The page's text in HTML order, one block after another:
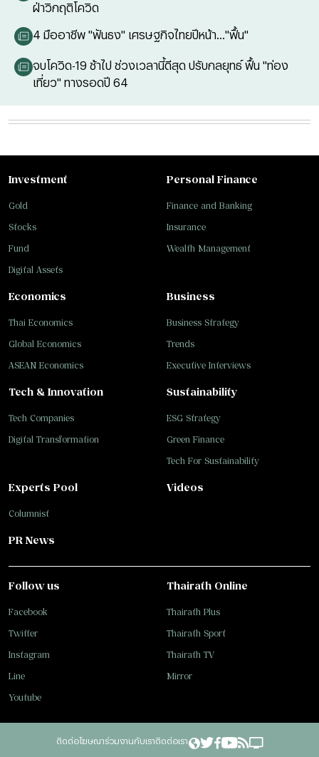
ฝ่าวิกฤติโควิด
4 มืออาชีพ "ฟันธง" เศรษฐกิจไทยปีหน้า..."ฟื้น"
จบโควิด-19 ช้าไป ช่วงเวลานี้ดีสุด ปรับกลยุทธ์ ฟื้น "ท่อง
เที่ยว" ทางรอดปี 64
Investment
Gold
Stocks
Fund
Digital Assets
Personal Finance
Finance and Banking
Insurance
Wealth Management
Business
Business Strategy
Trends
Executive Interviews
Tech & Innovation
Tech Companies
Digital Transformation
Sustainability
ESG Strategy
Green Finance
Tech For Sustainability
Economics
Thai Economics
Global Economics
ASEAN Economics
Experts Pool
Columnist
Videos
PR News
Follow us
Facebook
Twitter
Instagram
Line
Youtube
Thairath Online
Thairath Plus
Thairath Sport
Thairath TV
Mirror
ติดต่อโฆษณาร่วมงานกับเราติดต่อเรา